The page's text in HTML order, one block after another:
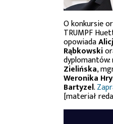
O konkursie
TRUMPF
opowiada
Rąbkowski
Zielińska,
Weronika
Bartyzel.
[materiał